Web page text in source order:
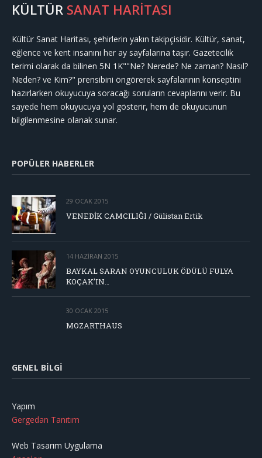
KÜLTÜR SANAT HARİTASI
Kültür Sanat Haritası, şehirlerin yakın takipçisidir. Kültür, sanat,
eğlence ve kent insanını her ay sayfalarına taşır. Gazetecilik
terimi olarak da bilinen 5N 1K""Ne? Nerede? Ne zaman? Nasıl?
Neden? ve Kim?" prensibini öngörerek sayfalarının konseptini
hazırlarken okuyucuya soracağı soruların cevaplarını verir. Bu
sayede hem okuyucuya yol gösterir, hem de okuyucunun
bilgilenmesine olanak sunar.
POPÜLER HABERLER
29 OCAK 2015
VENEDİK CAMCILIĞI / Gülistan Ertik
14 HAZIRAN 2015
BAYKAL SARAN OYUNCULUK ÖDÜLÜ FULYA
KOÇAK’IN…
30 OCAK 2015
MOZARTHAUS
GENEL BILGI
Yapım
Gergedan Tanıtım
Web Tasarım Uygulama